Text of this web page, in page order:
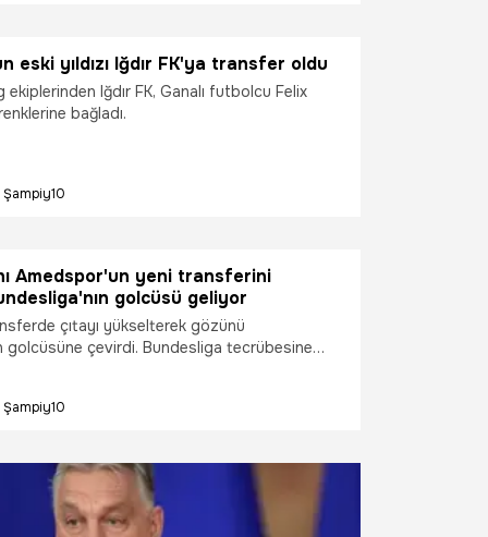
eski yıldızı Iğdır FK'ya transfer oldu
ekiplerinden Iğdır FK, Ganalı futbolcu Felix
bağladı.
Şampiy10
Amedspor'un yeni transferini
golcüsü geliyor
çıtayı yükselterek gözünü
golcüsüne çevirdi. Bundesliga tecrübesine
ses getiren bir forvetle anlaşma
heyecan yarattı.
Şampiy10